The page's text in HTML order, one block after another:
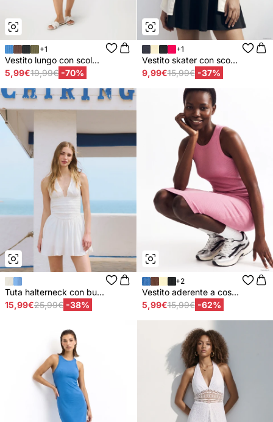
+1
Vestito lungo con scol...
5,99€19,99€ -70%
+1
Vestito skater con sco...
9,99€15,99€ -37%
Tuta halterneck con bu...
15,99€25,99€ -38%
+2
Vestito aderente a cos...
5,99€15,99€ -62%